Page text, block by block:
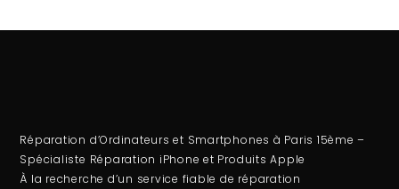
Réparation d’Ordinateurs et Smartphones à Paris 15ème –
Spécialiste Réparation iPhone et Produits Apple
À la recherche d’un service fiable de réparation